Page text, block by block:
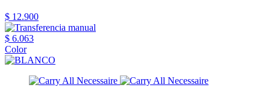
$ 12.900
$ 6.063
Color